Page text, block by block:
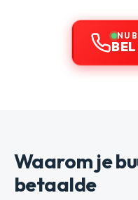
NU
Waarom je
betaalde